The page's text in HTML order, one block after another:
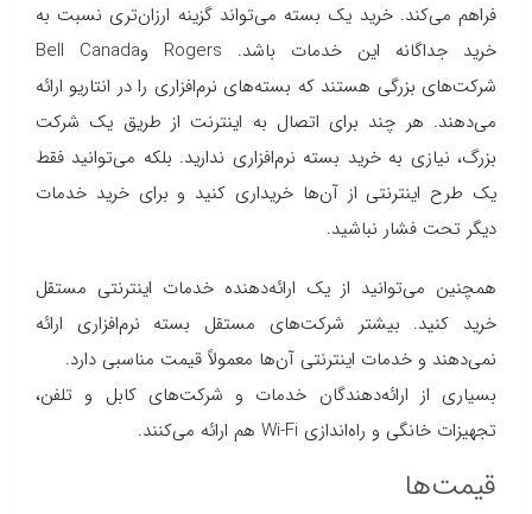
فراهم می‌کند. خرید یک بسته می‌تواند گزینه ارزان‌تری نسبت به
خرید جداگانه این خدمات باشد. Rogers وBell Canada
شرکت‌های بزرگی هستند که بسته‌های نرم‌افزاری را در انتاریو ارائه
می‌دهند. هر چند برای اتصال به اینترنت از طریق یک شرکت
بزرگ، نیازی به خرید بسته نرم‌افزاری ندارید. بلکه می‌توانید فقط
یک طرح اینترنتی از آن‌ها خریداری کنید و برای خرید خدمات
دیگر تحت فشار نباشید.
همچنین می‌توانید از یک ارائه‌دهنده خدمات اینترنتی مستقل
خرید کنید. بیشتر شرکت‌های مستقل بسته نرم‌افزاری ارائه
نمی‌دهند و خدمات اینترنتی آن‌ها معمولاً قیمت مناسبی دارد.
بسیاری از ارائه‌دهندگان خدمات و شرکت‌های کابل و تلفن،
تجهیزات خانگی و راه‌اندازی Wi-Fi هم ارائه می‌کنند.
قیمت‌ها